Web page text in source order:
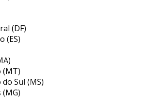
de paradas de
de peças são elevados.
recuperar um selo
apenas prolongar sua vida
significativamente os
de uma empresa.
de selos
(DF)
(ES)
(MT)
Sul (MS)
(MG)